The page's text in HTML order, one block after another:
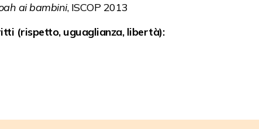
aibambini, ISCOP 2013
(rispetto, uguaglianza, libertà):